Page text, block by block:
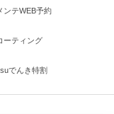
ンテWEB予約
ーティング
でんき特割